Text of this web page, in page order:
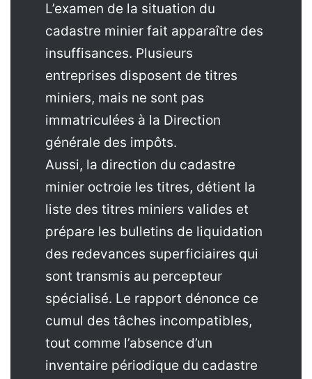
L’examen de la situation du
cadastre minier fait apparaître des
insuffisances. Plusieurs
entreprises disposent de titres
miniers, mais ne sont pas
immatriculées à la Direction
générale des impôts.
Aussi, la direction du cadastre
minier octroie les titres, détient la
liste des titres miniers valides et
prépare les bulletins de liquidation
des redevances superficiaires qui
sont transmis au percepteur
spécialisé. Le rapport dénonce ce
cumul des tâches incompatibles,
tout comme l’absence d’un
inventaire périodique du cadastre